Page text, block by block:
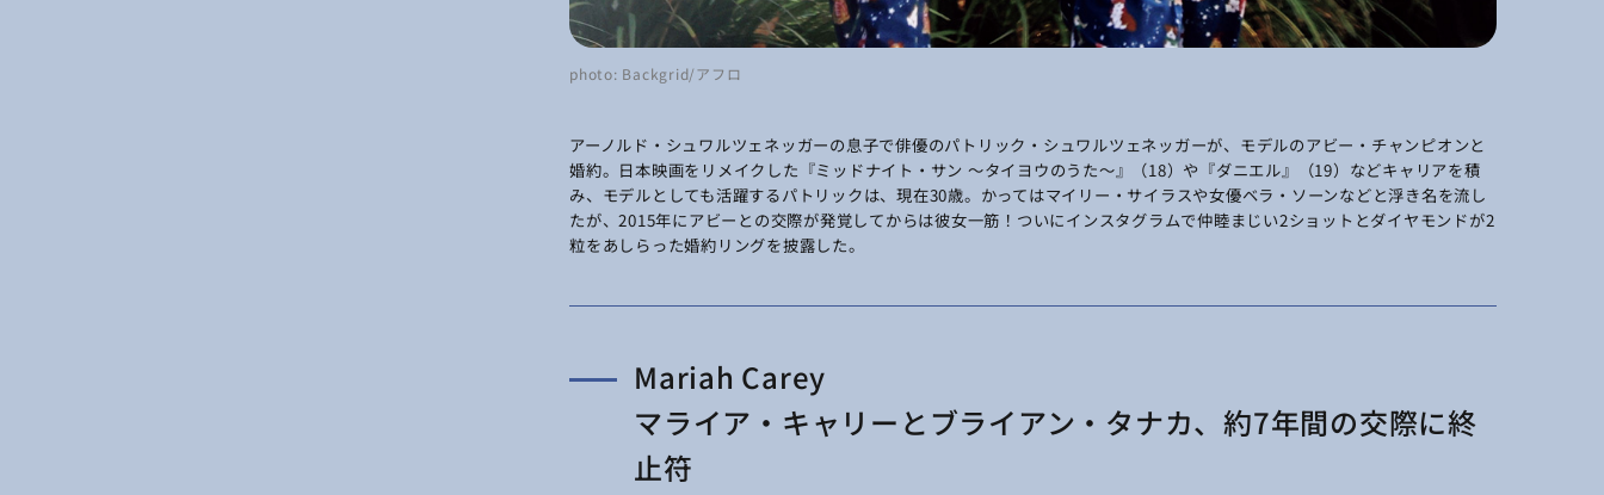
photo: Backgrid/アフロ
アーノルド・シュワルツェネッガーの息子で俳優のパトリック・シュワルツェネッガーが、モデルのアビー・チャンピオンと
婚約。日本映画をリメイクした『ミッドナイト・サン ～タイヨウのうた～』（18）や『ダニエル』（19）などキャリアを積
み、モデルとしても活躍するパトリックは、現在30歳。かってはマイリー・サイラスや女優ベラ・ソーンなどと浮き名を流し
たが、2015年にアビーとの交際が発覚してからは彼女一筋！ついにインスタグラムで仲睦まじい2ショットとダイヤモンドが2
粒をあしらった婚約リングを披露した。
Mariah Carey
マライア・キャリーとブライアン・タナカ、約7年間の交際に終
止符